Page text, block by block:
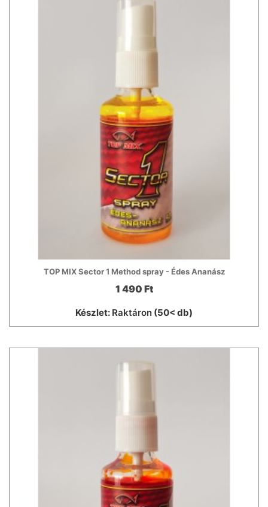
TOP MIX Sector 1 Method spray - Édes Ananász
1 490 Ft
Készlet: Raktáron (50< db)